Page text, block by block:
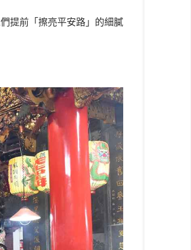
提前「擦亮平安路」的細膩